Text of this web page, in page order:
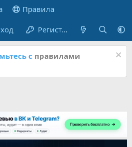
Правила
Регистрация
с правилами